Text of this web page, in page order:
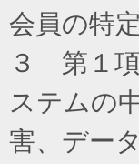
会員の特
３ 第１
ステムの
害、デー